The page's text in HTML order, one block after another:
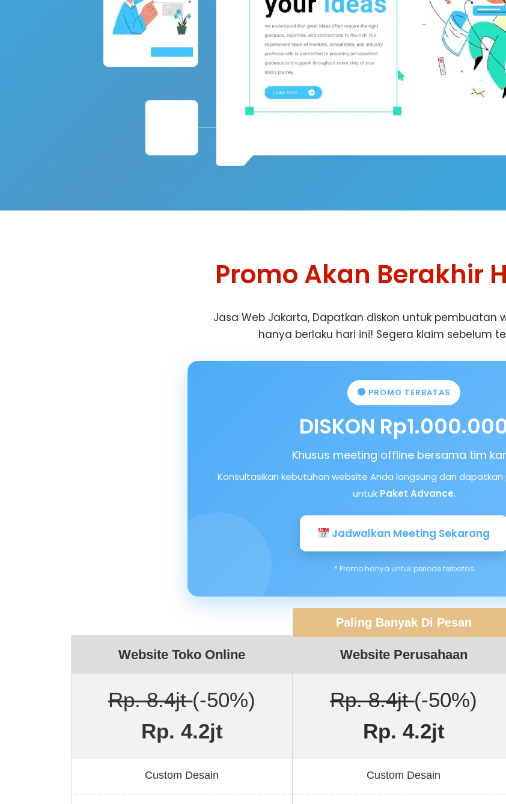
Promo Akan Berakhir
Jasa Web Jakarta, Dapatkan diskon untuk pembuatan
hanya berlaku hari ini! Segera klaim sebelum
PROMO TERBATAS
DISKON
Khusus meeting offline bersama tim
Konsultasikan kebutuhan website Anda langsung dan
untuk Paket Advance.
Jadwalkan Meeting Sekarang
* Promo hanya untuk periode terbatas
Website Toko Online
Rp. 8.4jt(-50%)
Rp. 4.2jt
Custom Desain
Paling Banyak Di Pesan
Website Perusahaan
Rp. 8.4jt(-50%)
Rp. 4.2jt
Custom Desain